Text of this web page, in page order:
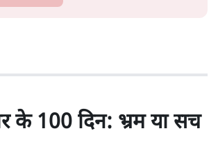
के 100 दिन: भ्रम या सच